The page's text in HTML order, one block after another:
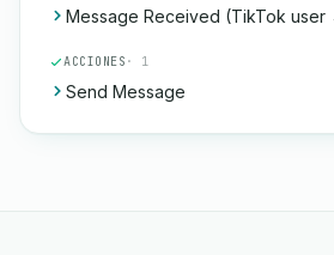
Message Received (TikTok user
ACCIONES · 1
Send Message